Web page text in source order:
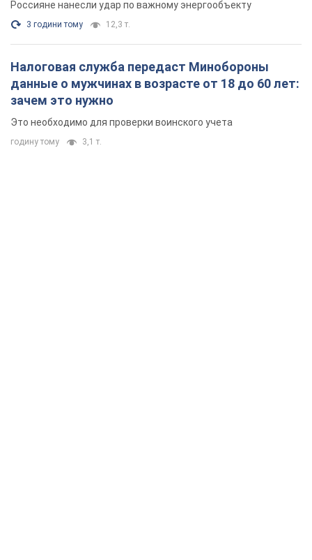
Россияне нанесли удар по важному энергообъекту
3 години тому 12,3 т.
Налоговая служба передаст Минобороны
данные о мужчинах в возрасте от 18 до 60 лет:
зачем это нужно
Это необходимо для проверки воинского учета
годину тому 3,1 т.